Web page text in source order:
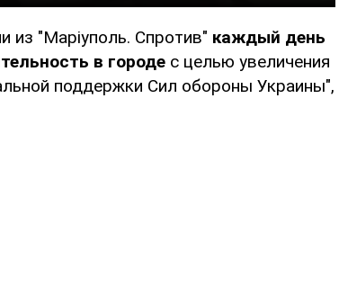
из "Маріуполь. Спротив" каждый день
в городе с целью увеличения
поддержки Сил обороны Украины",